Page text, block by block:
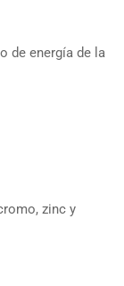
de energía de la
zinc y